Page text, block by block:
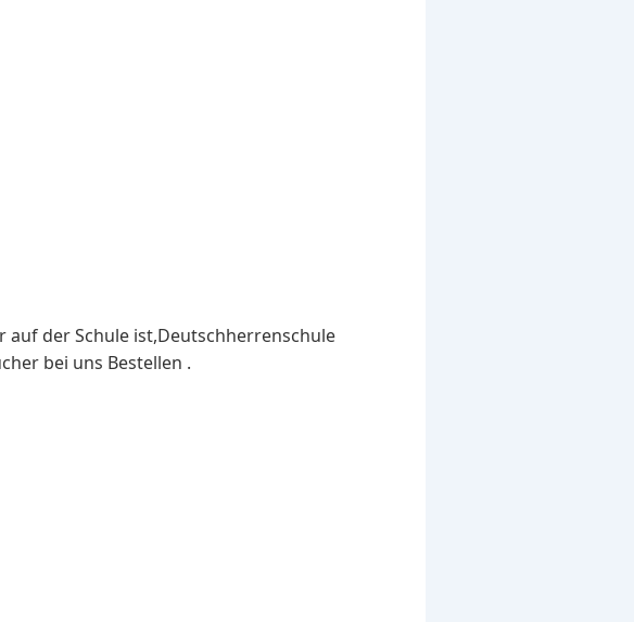
auf der Schule ist,Deutschherrenschule
bei uns Bestellen .